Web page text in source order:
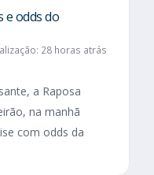
e odds do
28 horas atrás
a Raposa
na manhã
com odds da